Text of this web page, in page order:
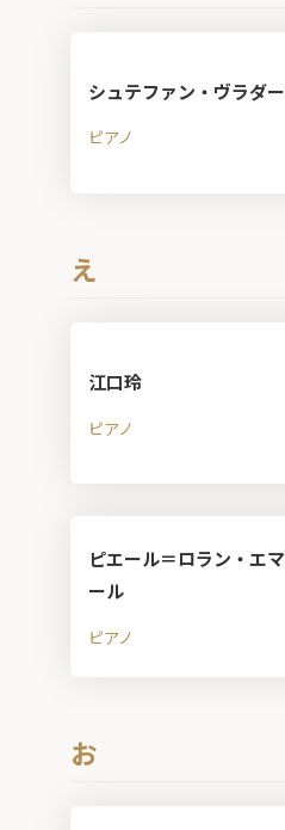
シュテファン・ヴラダー
ピアノ
え
江口玲
ピアノ
ピエール＝ロラン・エマ
ール
ピアノ
お